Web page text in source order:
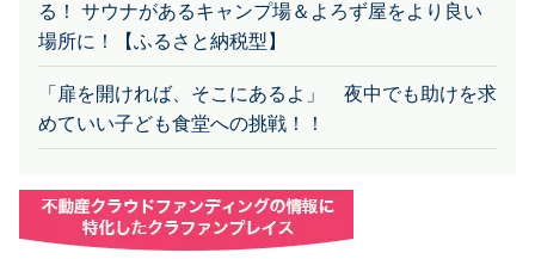
る！ サウナがあるキャンプ場＆よろず屋をより良い
場所に！【ふるさと納税型】
「扉を開ければ、そこにあるよ」 夜中でも助けを求
めていい子ども食堂への挑戦！！